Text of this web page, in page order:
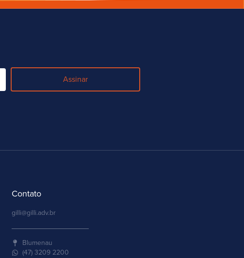
Assinar
Contato
gilli@gilli.adv.br
Blumenau
(47) 3209 2200